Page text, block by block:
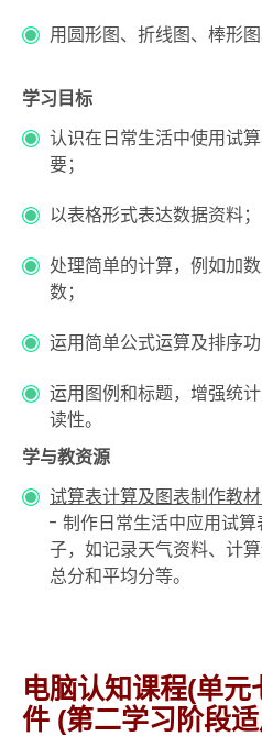
用圆形图、折线图、棒形图
学习目标
认识在日常生活中使用试
要；
以表格形式表达数据资料；
处理简单的计算，例如加
数；
运用简单公式运算及排序功
运用图例和标题，增强统
读性。
学与教资源
试算表计算及图表制作教
- 制作日常生活中应用试算
子，如记录天气资料、计
总分和平均分等。
电脑认知课程(单
件 (第二学习阶段